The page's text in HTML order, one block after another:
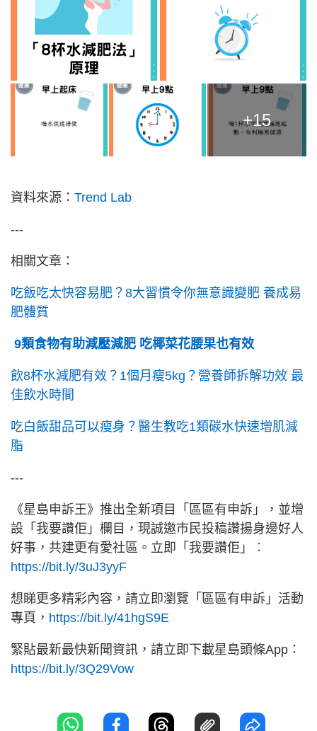
+15
資料來源： Trend Lab
---
相關文章：
吃飯吃太快容易肥？8大習慣令你無意識變肥 養成易
肥體質
9類食物有助減壓減肥 吃椰菜花腰果也有效
飲8杯水減肥有效？1個月瘦5kg？營養師拆解功效 最
佳飲水時間
吃白飯甜品可以瘦身？醫生教吃1類碳水快速增肌減
脂
---
《星島申訴王》推出全新項目「區區有申訴」，並增
設「我要讚佢」欄目，現誠邀市民投稿讚揚身邊好人
好事，共建更有愛社區。立即「我要讚佢」︰
https://bit.ly/3uJ3yyF
想睇更多精彩內容，請立即瀏覽「區區有申訴」活動
專頁， https://bit.ly/41hgS9E
緊貼最新最快新聞資訊，請立即下載星島頭條App：
https://bit.ly/3Q29Vow